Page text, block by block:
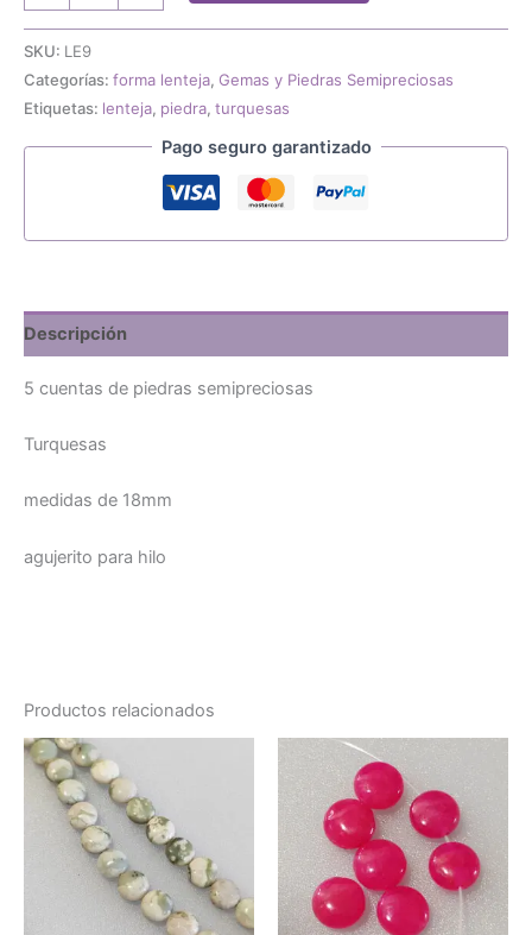
turquesa
lenteja
18mm
SKU: LE9
Categorías: forma lenteja, Gemas y Piedras Semipreciosas
Etiquetas: lenteja, piedra, turquesas
Pago seguro garantizado
Descripción
5 cuentas de piedras semipreciosas
Turquesas
medidas de 18mm
agujerito para hilo
Productos relacionados